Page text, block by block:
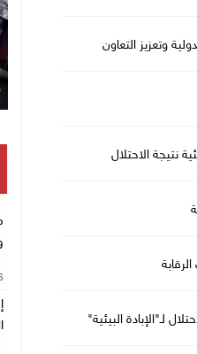
وتعزيز التعاون
نتيجة الاحتلال
لـ"الإبادة البيئية"